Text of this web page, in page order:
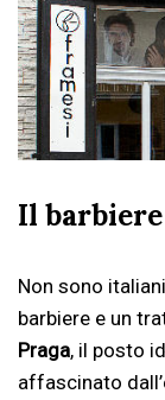
Il
Non sono
barbiere e un
Praga, il posto
affascinato